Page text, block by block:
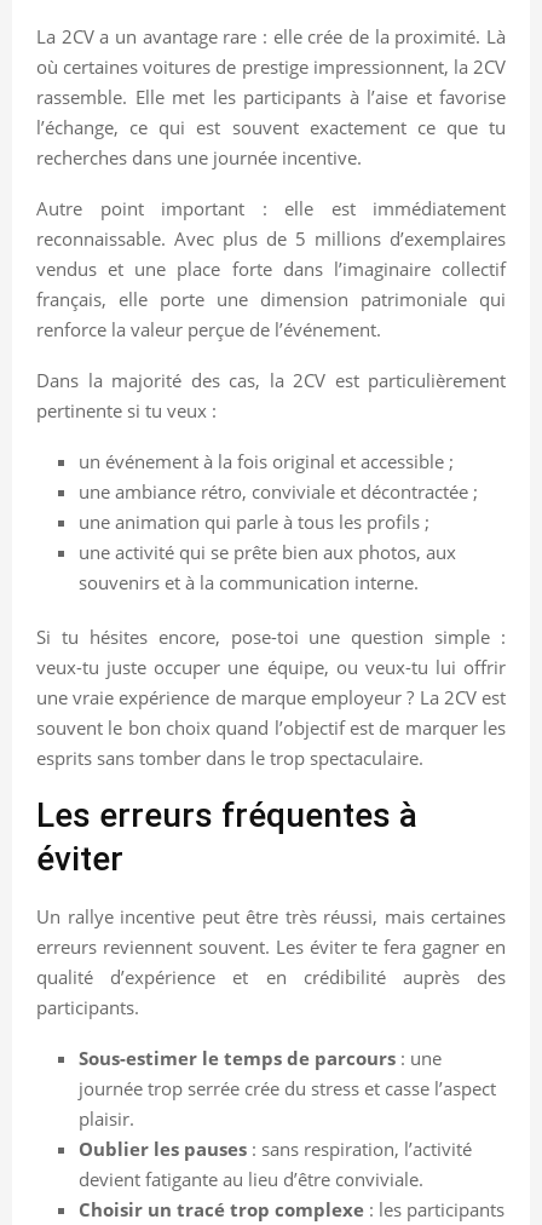
La 2CV a un avantage rare : elle crée de la proximité. Là
où certaines voitures de prestige impressionnent, la 2CV
rassemble. Elle met les participants à l’aise et favorise
l’échange, ce qui est souvent exactement ce que tu
recherches dans une journée incentive.
Autre point important : elle est immédiatement
reconnaissable. Avec plus de 5 millions d’exemplaires
vendus et une place forte dans l’imaginaire collectif
français, elle porte une dimension patrimoniale qui
renforce la valeur perçue de l’événement.
Dans la majorité des cas, la 2CV est particulièrement
pertinente si tu veux :
un événement à la fois original et accessible ;
une ambiance rétro, conviviale et décontractée ;
une animation qui parle à tous les profils ;
une activité qui se prête bien aux photos, aux
souvenirs et à la communication interne.
Si tu hésites encore, pose-toi une question simple :
veux-tu juste occuper une équipe, ou veux-tu lui offrir
une vraie expérience de marque employeur ? La 2CV est
souvent le bon choix quand l’objectif est de marquer les
esprits sans tomber dans le trop spectaculaire.
Les erreurs fréquentes à
éviter
Un rallye incentive peut être très réussi, mais certaines
erreurs reviennent souvent. Les éviter te fera gagner en
qualité d’expérience et en crédibilité auprès des
participants.
Sous-estimer le temps de parcours : une
journée trop serrée crée du stress et casse l’aspect
plaisir.
Oublier les pauses : sans respiration, l’activité
devient fatigante au lieu d’être conviviale.
Choisir un tracé trop complexe : les participants